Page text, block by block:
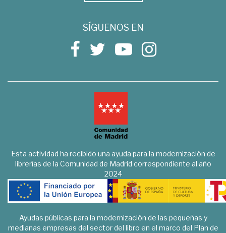
SÍGUENOS EN
Esta actividad ha recibido una ayuda para la modernización de
librerías de la Comunidad de Madrid correspondiente al año
2024
Ayudas públicas para la modernización de las pequeñas y
medianas empresas del sector del libro en el marco del Plan de